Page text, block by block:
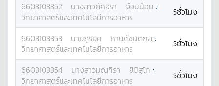
6603103352 นางสาวภัคจิรา จ๋อมน้อย :
วิทยาศาสตร์และเทคโนโลยีการอาหาร
5ชั่วโมง
6603103353 นายภูริยศ กานต์ชนิตกุล :
วิทยาศาสตร์และเทคโนโลยีการอาหาร
5ชั่วโมง
6603103354 นางสาวมณฑิรา ยิมิสุโท :
วิทยาศาสตร์และเทคโนโลยีการอาหาร
5ชั่วโมง